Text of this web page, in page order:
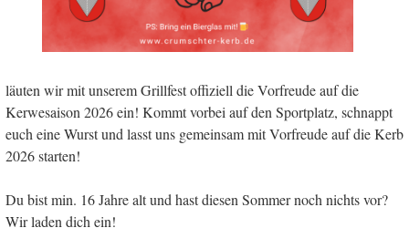
läuten wir mit unserem Grillfest offiziell die Vorfreude auf die
Kerwesaison 2026 ein! Kommt vorbei auf den Sportplatz, schnappt
euch eine Wurst und lasst uns gemeinsam mit Vorfreude auf die Kerb
2026 starten!
Du bist min. 16 Jahre alt und hast diesen Sommer noch nichts vor?
Wir laden dich ein!